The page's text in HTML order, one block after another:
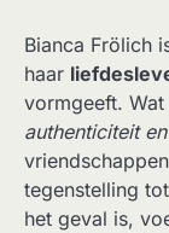
Bianca Frölich
haar
vormgeeft.
authenticiteit
tegenstelling
het geval is,